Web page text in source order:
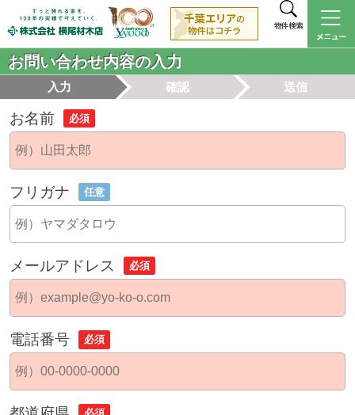
物件検索
お問い合わせ内容の入力
入力 確認 送信
お名前 必須
フリガナ 任意
メールアドレス 必須
電話番号 必須